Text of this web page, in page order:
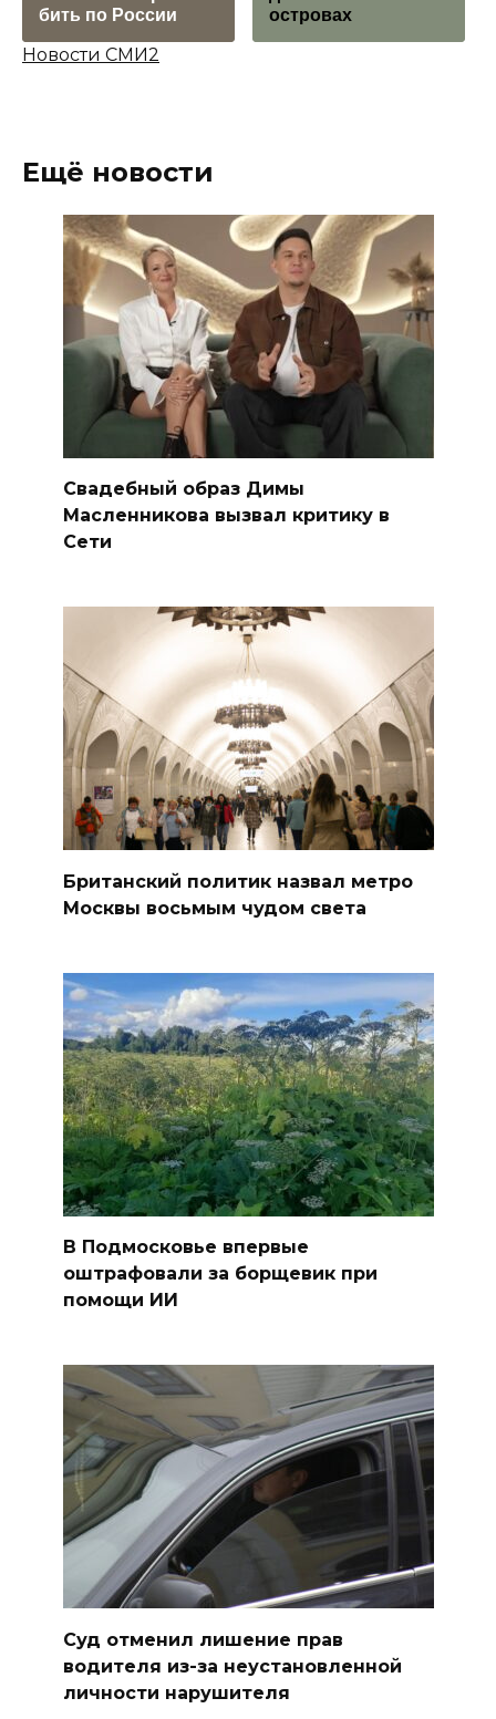
бить по России
островах
Новости СМИ2
Ещё новости
Свадебный образ Димы
Масленникова вызвал критику в
Сети
Британский политик назвал метро
Москвы восьмым чудом света
В Подмосковье впервые
оштрафовали за борщевик при
помощи ИИ
Суд отменил лишение прав
водителя из-за неустановленной
личности нарушителя